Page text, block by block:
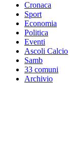
Cronaca
Sport
Economia
Politica
Eventi
Ascoli Calcio
Samb
33 comuni
Archivio